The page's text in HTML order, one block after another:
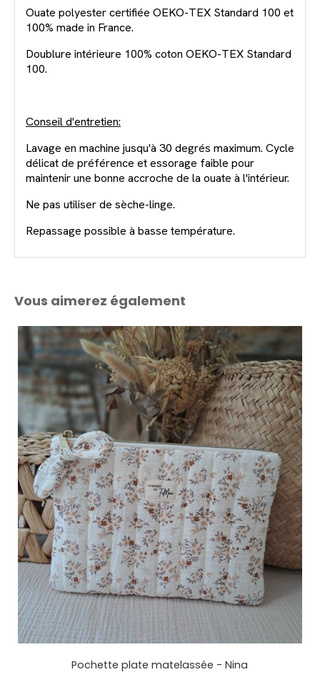
Ouate polyester certifiée OEKO-TEX Standard 100 et
100% made in France.
Doublure intérieure 100% coton OEKO-TEX Standard
100.
Conseil d'entretien:
Lavage en machine jusqu'à 30 degrés maximum. Cycle
délicat de préférence et essorage faible pour
maintenir une bonne accroche de la ouate à l'intérieur.
Ne pas utiliser de sèche-linge.
Repassage possible à basse température.
Vous aimerez également
Pochette plate matelassée - Nina